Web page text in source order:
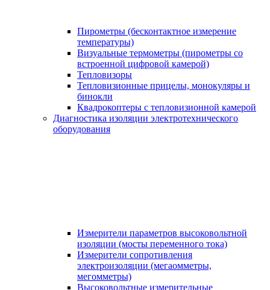
Пирометры (бесконтактное измерение
температуры)
Визуальные термометры (пирометры со
встроенной цифровой камерой)
Тепловизоры
Тепловизионные прицелы, монокуляры и
бинокли
Квадрокоптеры с тепловизионной камерой
Диагностика изоляции электротехнического
оборудования
Измерители параметров высоковольтной
изоляции (мосты переменного тока)
Измерители сопротивления
электроизоляции (мегаомметры,
мегомметры)
Высоковольтные измерительные